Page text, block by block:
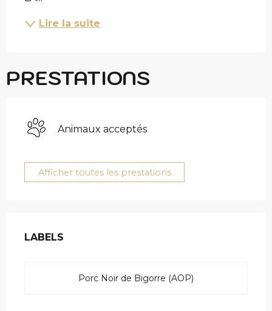
Lire la suite
PRESTATIONS
Animaux acceptés
Afficher toutes les prestations
LABELS
LABELS
Porc Noir de Bigorre (AOP)